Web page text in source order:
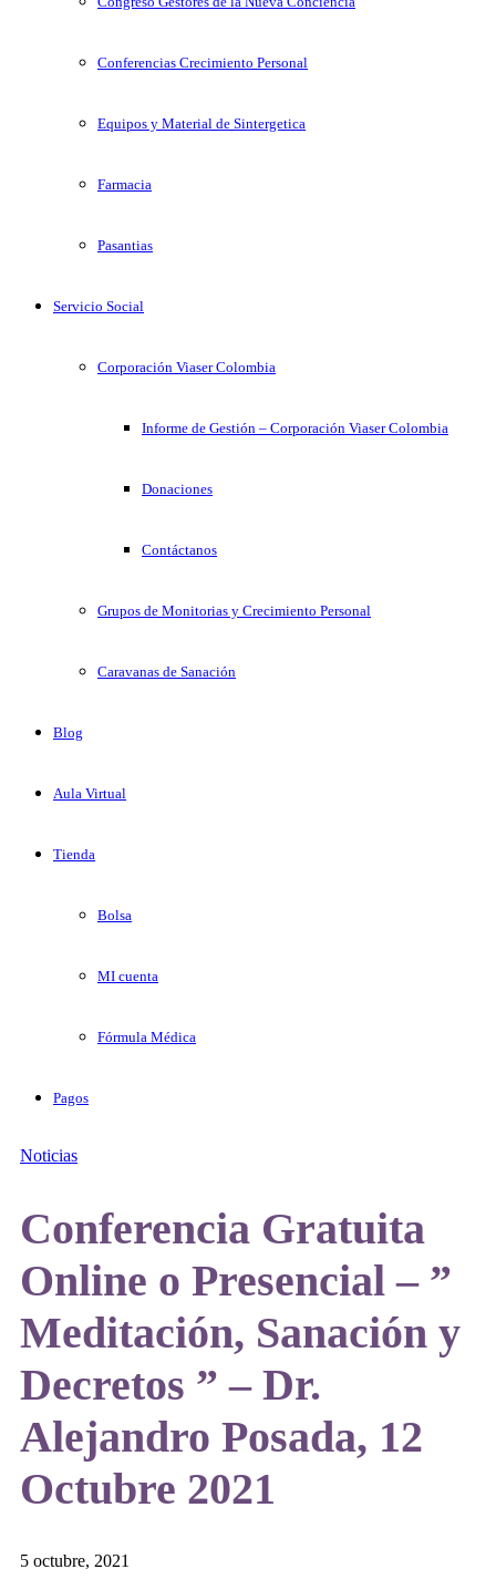
Conferencias Crecimiento Personal
Equipos y Material de Sintergetica
Farmacia
Pasantias
Servicio Social
Corporación Viaser Colombia
Informe de Gestión – Corporación Viaser Colombia
Donaciones
Contáctanos
Grupos de Monitorias y Crecimiento Personal
Caravanas de Sanación
Blog
Aula Virtual
Tienda
Bolsa
MI cuenta
Fórmula Médica
Pagos
Noticias
Conferencia Gratuita
Online o Presencial – ”
Meditación, Sanación y
Decretos ” – Dr.
Alejandro Posada, 12
Octubre 2021
5 octubre, 2021